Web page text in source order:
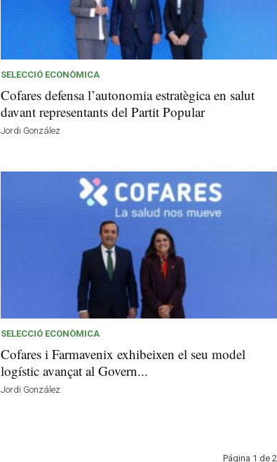
SELECCIÓ ECONÒMICA
Cofares defensa l’autonomia estratègica en salut
davant representants del Partit Popular
Jordi González
SELECCIÓ ECONÒMICA
Cofares i Farmavenix exhibeixen el seu model
logístic avançat al Govern...
Jordi González
Página 1 de 2